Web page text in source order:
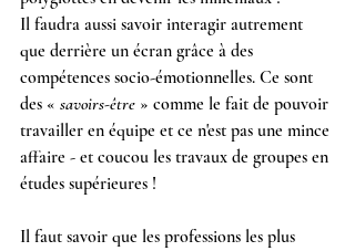
Il faudra aussi savoir interagir autrement
que derrière un écran grâce à des
compétences socio-émotionnelles. Ce sont
des « savoirs-être » comme le fait de pouvoir
travailler en équipe et ce n'est pas une mince
affaire - et coucou les travaux de groupes en
études supérieures !
Il faut savoir que les professions les plus